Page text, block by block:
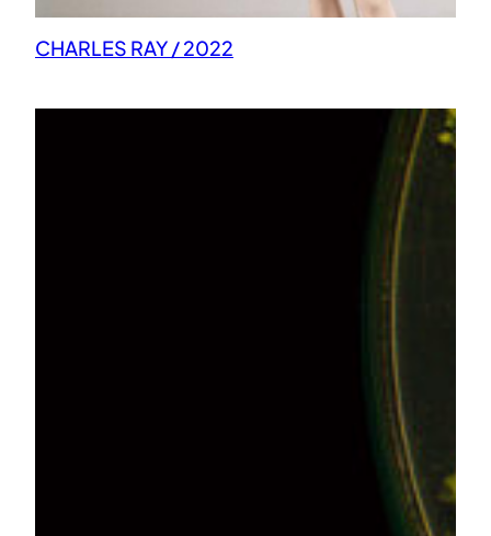
CHARLES RAY / 2022